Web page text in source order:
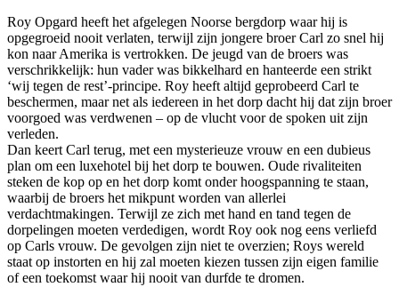
Roy Opgard heeft het afgelegen Noorse bergdorp waar hij is
opgegroeid nooit verlaten, terwijl zijn jongere broer Carl zo snel hij
kon naar Amerika is vertrokken. De jeugd van de broers was
verschrikkelijk: hun vader was bikkelhard en hanteerde een strikt
‘wij tegen de rest’-principe. Roy heeft altijd geprobeerd Carl te
beschermen, maar net als iedereen in het dorp dacht hij dat zijn broer
voorgoed was verdwenen – op de vlucht voor de spoken uit zijn
verleden.
Dan keert Carl terug, met een mysterieuze vrouw en een dubieus
plan om een luxehotel bij het dorp te bouwen. Oude rivaliteiten
steken de kop op en het dorp komt onder hoogspanning te staan,
waarbij de broers het mikpunt worden van allerlei
verdachtmakingen. Terwijl ze zich met hand en tand tegen de
dorpelingen moeten verdedigen, wordt Roy ook nog eens verliefd
op Carls vrouw. De gevolgen zijn niet te overzien; Roys wereld
staat op instorten en hij zal moeten kiezen tussen zijn eigen familie
of een toekomst waar hij nooit van durfde te dromen.